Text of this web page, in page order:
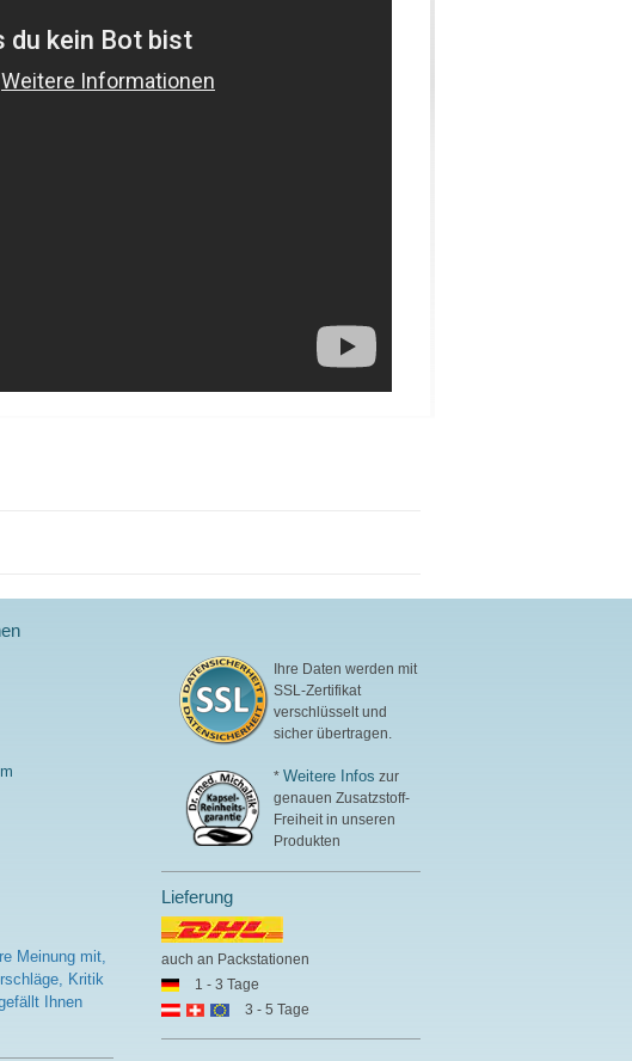
Meinung mit,
Kritik
Ihnen
Ihre Daten werden mit
SSL-Zertifikat
verschlüsselt und
sicher übertragen.
*Weitere Infos zur
genauen Zusatzstoff-
Freiheit in unseren
Produkten
Lieferung
auch an Packstationen
1 - 3 Tage
3 - 5 Tage